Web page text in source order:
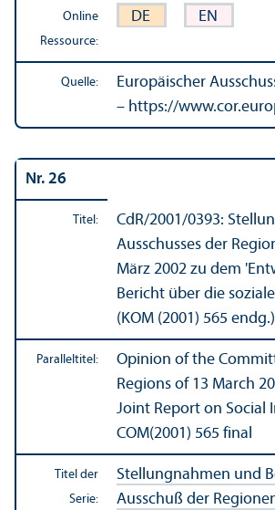
Online
Ressource:
DE EN
Quelle:
Europäischer
– https://
Nr. 26
Titel: CdR/2001/0393:
Ausschusses der
März 2002 zu dem
Bericht über die
(KOM (2001) 565 endg.)
Paralleltitel:
Opinion of the
Regions of 13 March
Joint Report on Social
COM(2001) 565 final
Titel der
Serie:
Stellungnahmen und
Ausschuß der